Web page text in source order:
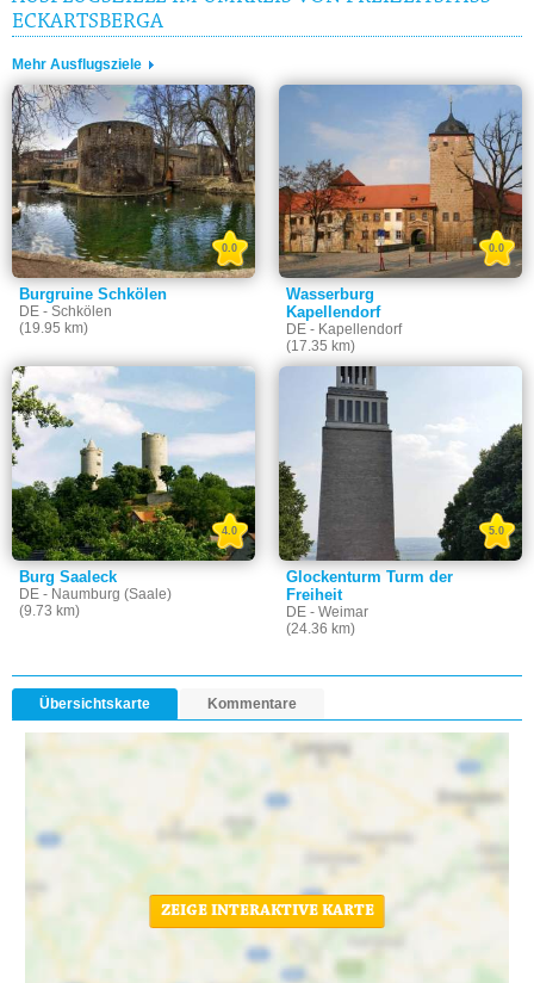
ECKARTSBERGA
Mehr Ausflugsziele
Burgruine Schkölen
DE - Schkölen
(19.95 km)
0.0
Wasserburg
Kapellendorf
DE - Kapellendorf
(17.35 km)
0.0
Burg Saaleck
DE - Naumburg (Saale)
(9.73 km)
4.0
Glockenturm Turm der
Freiheit
DE - Weimar
(24.36 km)
5.0
Übersichtskarte Kommentare
ZEIGE INTERAKTIVE KARTE